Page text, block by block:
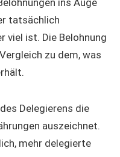
tatsächlich
viel ist. Die Belohnung
zu dem, was
Delegierens die
auszeichnet.
mehr delegierte